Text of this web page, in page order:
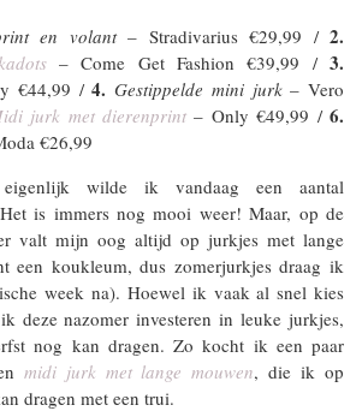
en volant– Stradivarius €29,99 /2.
– Come Get Fashion €39,99 /3.
€44,99 /4. Gestippelde mini jurk– Vero
jurk met dierenprint– Only €49,99 /6.
€26,99
wilde ik vandaag een aantal
is immers nog mooi weer! Maar, op de
valt mijn oog altijd op jurkjes met lange
een koukleum, dus zomerjurkjes draag ik
week na). Hoewel ik vaak al snel kies
deze nazomer investeren in leuke jurkjes,
nog kan dragen. Zo kocht ik een paar
midi jurk met lange mouwen, die ik op
dragen met een trui.